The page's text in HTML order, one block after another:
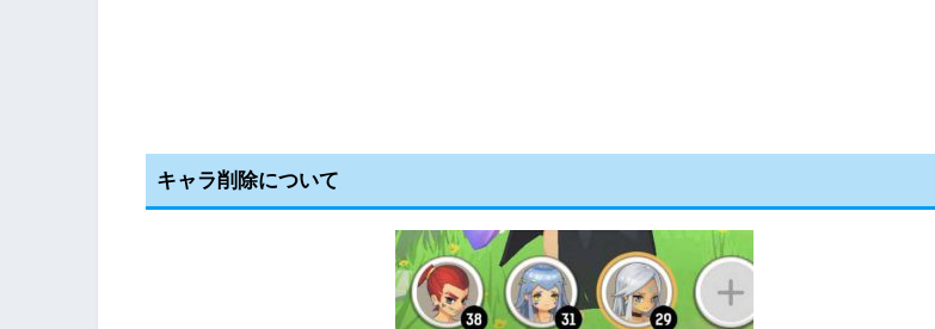
キャラ削除について